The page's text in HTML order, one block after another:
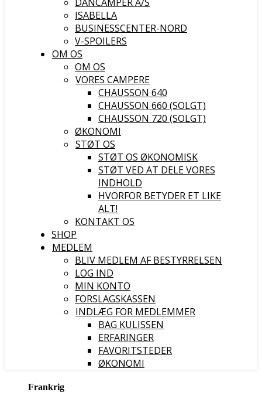
ISABELLA
BUSINESSCENTER-NORD
V-SPOILERS
OM OS
OM OS
VORES CAMPERE
CHAUSSON 640
CHAUSSON 660 (SOLGT)
CHAUSSON 720 (SOLGT)
ØKONOMI
STØT OS
STØT OS ØKONOMISK
STØT VED AT DELE VORES
INDHOLD
HVORFOR BETYDER ET LIKE
ALT!
KONTAKT OS
SHOP
MEDLEM
BLIV MEDLEM AF BESTYRRELSEN
LOG IND
MIN KONTO
FORSLAGSKASSEN
INDLÆG FOR MEDLEMMER
BAG KULISSEN
ERFARINGER
FAVORITSTEDER
ØKONOMI
Frankrig